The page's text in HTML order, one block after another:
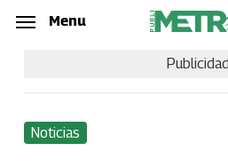
Skip
content
Menu
Publicidad
Noticias
Menu